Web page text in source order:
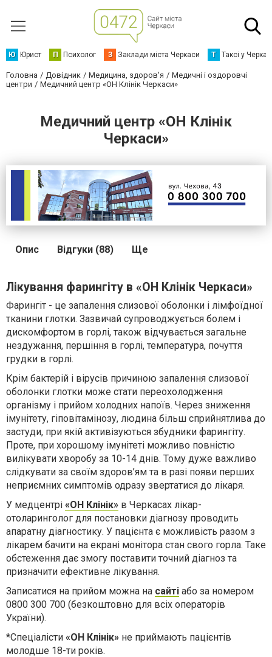
Ю Юрист П Психолог З Заклади міста Черкаси Т Таксі у
Головна Довідник Медицина, здоров'я
Медичні і оздоровчі
центри
Медичний центр «ОН Клінік Черкаси»
Медичний центр «ОН Клінік
Черкаси»
Опис Відгуки (88) Ще
Лікування фарингіту в «ОН Клінік Черкаси»
Фарингіт - це запалення слизової оболонки і лімфоїдної
тканини глотки. Зазвичай супроводжується болем і
дискомфортом в горлі, також відчувається загальне
нездужання, першіння в горлі, температура, почуття
грудки в горлі.
Крім бактерій і вірусів причиною запалення слизової
оболонки глотки може стати переохолодження
організму і прийом холодних напоїв. Через зниження
імунітету, гіповітамінозу, людина більш сприйнятлива до
застуди, при якій активізуються збудники фарингіту.
Проте, при хорошому імунітеті можливо повністю
вилікувати хворобу за 10-14 днів. Тому дуже важливо
слідкувати за своїм здоров’ям та в разі появи перших
неприємних симптомів одразу звертатися до лікаря.
У медцентрі «ОН Клінік» в Черкасах лікар-
отоларинголог для постановки діагнозу проводить
апаратну діагностику. У пацієнта є можливість разом з
лікарем бачити на екрані монітора стан свого горла. Таке
обстеження дає змогу поставити точний діагноз та
призначити ефективне лікування.
Записатися на прийом можна на сайті або за номером
0800 300 700 (безкоштовно для всіх операторів
України).
*Спеціалісти «ОН Клінік» не приймають пацієнтів
молодше 18-ти років.